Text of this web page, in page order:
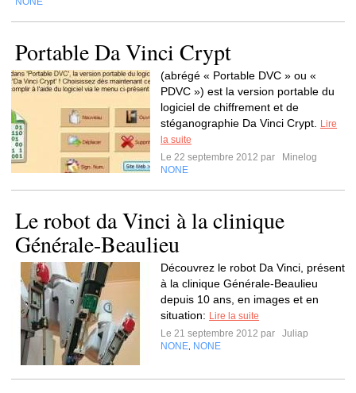
Portable Da Vinci Crypt
(abrégé « Portable DVC » ou «
PDVC ») est la version portable du
logiciel de chiffrement et de
stéganographie Da Vinci Crypt.
Lire
la suite
Le 22 septembre 2012 par
Minelog
NONE
Le robot da Vinci à la clinique
Générale-Beaulieu
Découvrez le robot Da Vinci, présent
à la clinique Générale-Beaulieu
depuis 10 ans, en images et en
situation: Lire la suite
Le 21 septembre 2012 par
Juliap
NONE NONE